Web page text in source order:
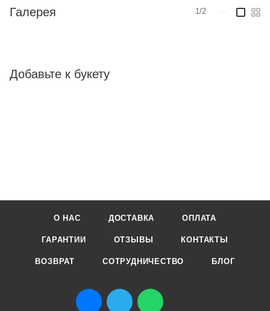
Галерея 1/2
Добавьте к букету
О НАС ДОСТАВКА ОПЛАТА
ГАРАНТИИ ОТЗЫВЫ КОНТАКТЫ
ВОЗВРАТ СОТРУДНИЧЕСТВО БЛОГ